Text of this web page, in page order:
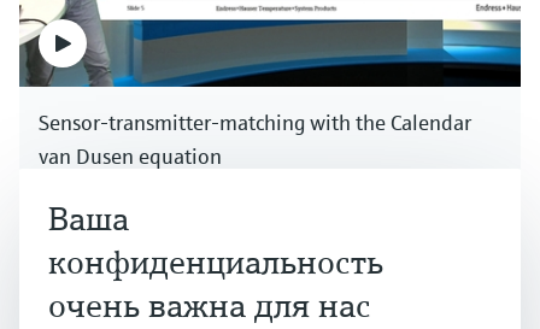
Sensor-transmitter-matching with the Calendar
van Dusen equation
Ваша
конфиденциальность
очень важна для нас